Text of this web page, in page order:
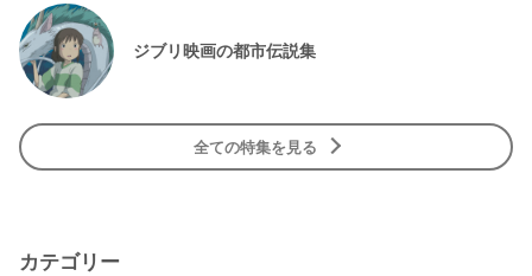
ジブリ映画の都市伝説集
全ての特集を見る
カテゴリー